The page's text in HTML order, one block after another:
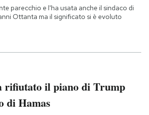
parecchio e l'ha usata anche il sindaco di
Ottanta ma il significato si è evoluto
rifiutato il piano di Trump
di Hamas